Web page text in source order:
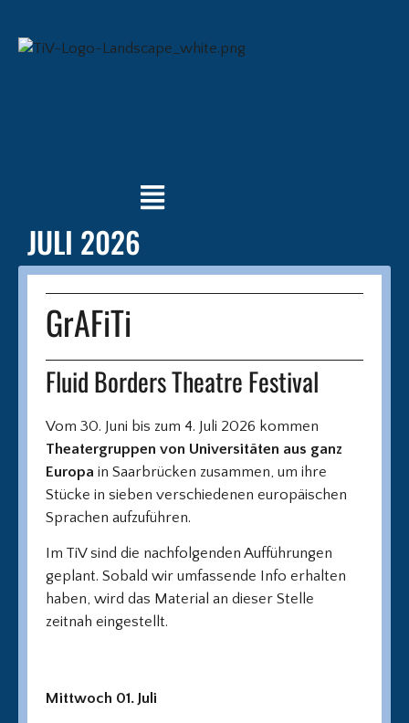
JULI 2026
GrAFiTi
Fluid Borders Theatre Festival
Vom 30. Juni bis zum 4. Juli 2026 kommen
Theatergruppen von Universitäten aus ganz
Europa in Saarbrücken zusammen, um ihre
Stücke in sieben verschiedenen europäischen
Sprachen aufzuführen.
Im TiV sind die nachfolgenden Aufführungen
geplant. Sobald wir umfassende Info erhalten
haben, wird das Material an dieser Stelle
zeitnah eingestellt.
Mittwoch 01. Juli